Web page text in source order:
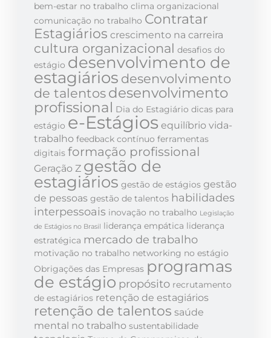
bem-estar no trabalho clima organizacional
comunicação no trabalho Contratar
Estagiários crescimento na carreira
cultura organizacional desafios do
estágio desenvolvimento de
estagiários desenvolvimento
de talentos desenvolvimento
profissional Dia do Estagiário dicas para
estágio e-Estágios equilíbrio vida-
trabalho feedback contínuo ferramentas
digitais formação profissional
Geração Z gestão de
estagiários gestão de estágios gestão
de pessoas gestão de talentos habilidades
interpessoais inovação no trabalho Legislação
de Estágios no Brasil
liderança empática liderança
estratégica mercado de trabalho
motivação no trabalho networking no estágio
Obrigações das Empresas programas
de estágio propósito recrutamento
de estagiários retenção de estagiários
retenção de talentos saúde
mental no trabalho sustentabilidade